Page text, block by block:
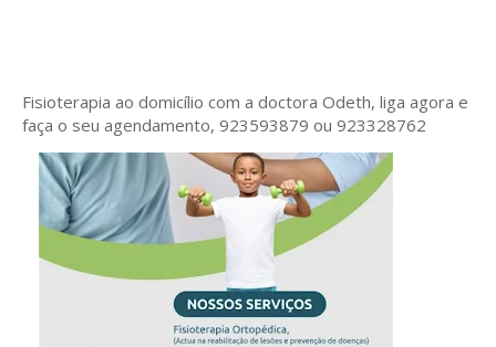
Fisioterapia ao domicílio com a doctora Odeth, liga agora e
faça o seu agendamento, 923593879 ou 923328762